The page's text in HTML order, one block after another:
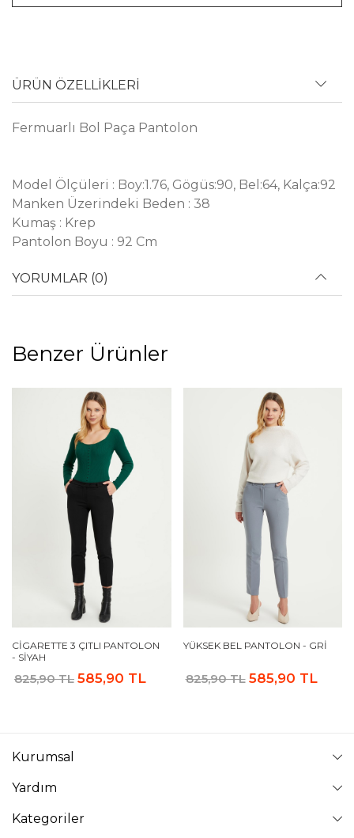
ÜRÜN ÖZELLİKLERİ
Fermuarlı Bol Paça Pantolon
Model Ölçüleri : Boy:1.76, Gögüs:90, Bel:64, Kalça:92
Manken Üzerindeki Beden : 38
Kumaş : Krep
Pantolon Boyu : 92 Cm
YORUMLAR (0)
Benzer Ürünler
CIGARETTE 3 ÇITLI PANTOLON
- SIYAH
825,90 TL 585,90 TL
YÜKSEK BEL PANTOLON - GRI
825,90 TL 585,90 TL
Kurumsal
Yardım
Kategoriler